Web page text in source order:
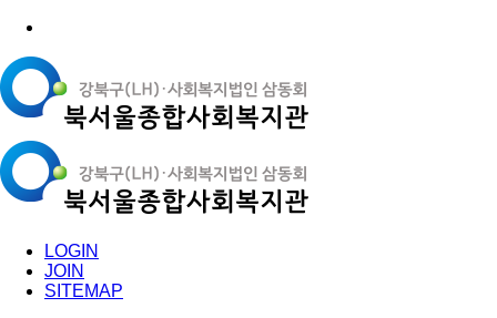
LOGIN
JOIN
SITEMAP